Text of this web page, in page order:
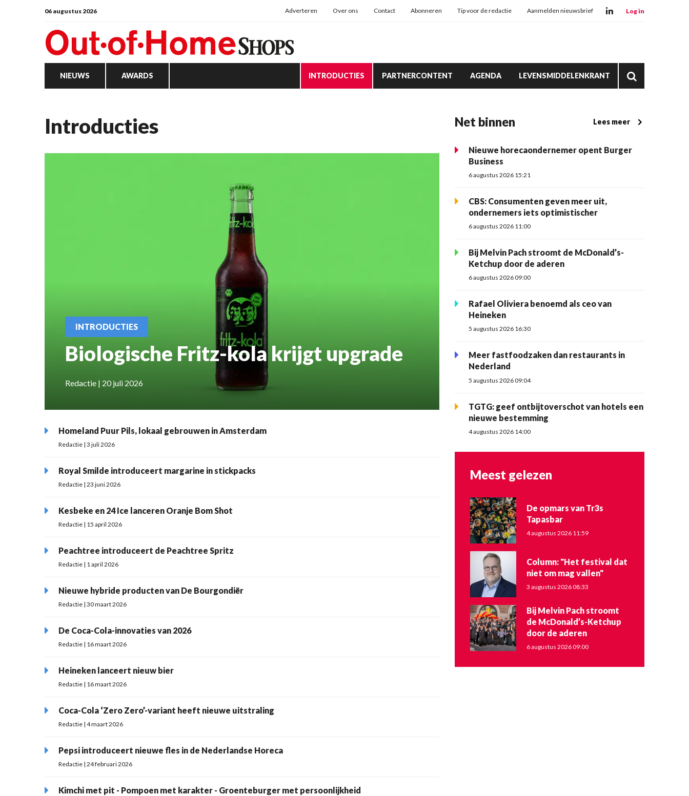
06 augustus 2026 Adverteren Over ons Contact Abonneren Tip voor de redactie Aanmelden nieuwsbrief Log in
NIEUWS AWARDS INTRODUCTIES PARTNERCONTENT AGENDA LEVENSMIDDELENKRANT
Introducties
INTRODUCTIES
Biologische Fritz-kola krijgt upgrade
Redactie | 20 juli 2026
Homeland Puur Pils, lokaal gebrouwen in Amsterdam
Redactie | 3 juli 2026
Royal Smilde introduceert margarine in stickpacks
Redactie | 23 juni 2026
Kesbeke en 24 Ice lanceren Oranje Bom Shot
Redactie | 15 april 2026
Peachtree introduceert de Peachtree Spritz
Redactie | 1 april 2026
Nieuwe hybride producten van De Bourgondiër
Redactie | 30 maart 2026
De Coca-Cola-innovaties van 2026
Redactie | 16 maart 2026
Heineken lanceert nieuw bier
Redactie | 16 maart 2026
Coca-Cola ‘Zero Zero’-variant heeft nieuwe uitstraling
Redactie | 4 maart 2026
Pepsi introduceert nieuwe fles in de Nederlandse Horeca
Redactie | 24 februari 2026
Kimchi met pit - Pompoen met karakter - Groenteburger met persoonlijkheid
Net binnen Lees meer
Nieuwe horecaondernemer opent Burger
Business
6 augustus 2026 15:21
CBS: Consumenten geven meer uit,
ondernemers iets optimistischer
6 augustus 2026 11:00
Bij Melvin Pach stroomt de McDonald’s-
Ketchup door de aderen
6 augustus 2026 09:00
Rafael Oliviera benoemd als ceo van
Heineken
5 augustus 2026 16:30
Meer fastfoodzaken dan restaurants in
Nederland
5 augustus 2026 09:04
TGTG: geef ontbijtoverschot van hotels een
nieuwe bestemming
4 augustus 2026 14:00
Meest gelezen
De opmars van Tr3s
Tapasbar
4 augustus 2026 11:59
Column: "Het festival dat
niet om mag vallen"
3 augustus 2026 08:33
Bij Melvin Pach stroomt
de McDonald’s-Ketchup
door de aderen
6 augustus 2026 09:00